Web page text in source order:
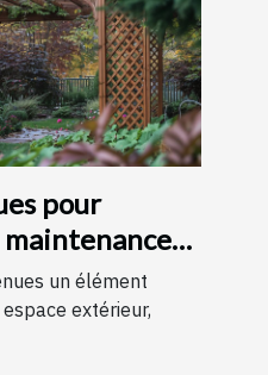
pour
un élément
extérieur,